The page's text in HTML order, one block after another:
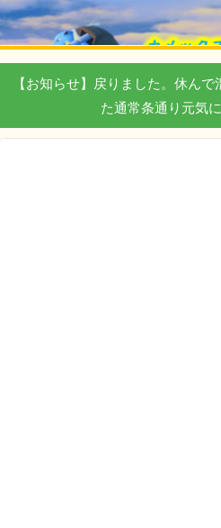
【お知らせ】戻りました。休ん
た通常条通り元気